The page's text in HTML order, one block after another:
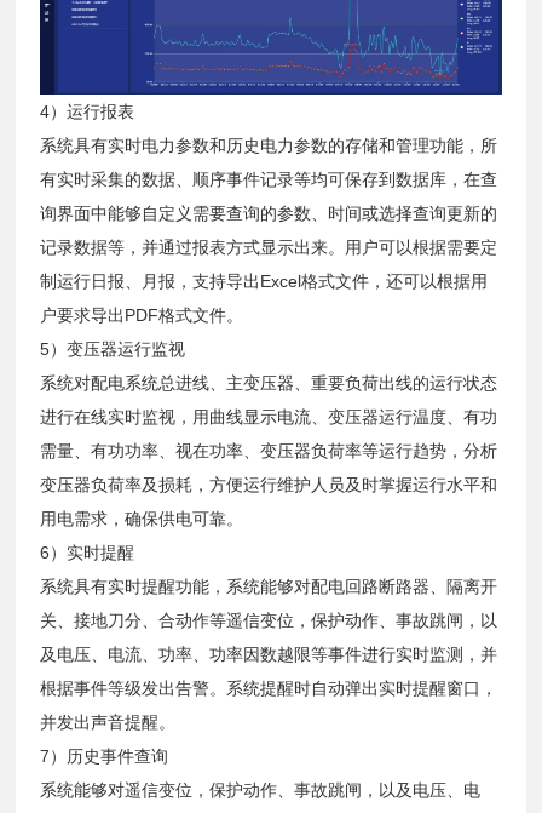
4）运行报表
系统具有实时电力参数和历史电力参数的存储和管理功能，所
有实时采集的数据、顺序事件记录等均可保存到数据库，在查
询界面中能够自定义需要查询的参数、时间或选择查询更新的
记录数据等，并通过报表方式显示出来。用户可以根据需要定
制运行日报、月报，支持导出Excel格式文件，还可以根据用
户要求导出PDF格式文件。
5）变压器运行监视
系统对配电系统总进线、主变压器、重要负荷出线的运行状态
进行在线实时监视，用曲线显示电流、变压器运行温度、有功
需量、有功功率、视在功率、变压器负荷率等运行趋势，分析
变压器负荷率及损耗，方便运行维护人员及时掌握运行水平和
用电需求，确保供电可靠。
6）实时提醒
系统具有实时提醒功能，系统能够对配电回路断路器、隔离开
关、接地刀分、合动作等遥信变位，保护动作、事故跳闸，以
及电压、电流、功率、功率因数越限等事件进行实时监测，并
根据事件等级发出告警。系统提醒时自动弹出实时提醒窗口，
并发出声音提醒。
7）历史事件查询
系统能够对遥信变位，保护动作、事故跳闸，以及电压、电